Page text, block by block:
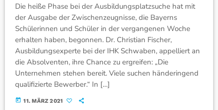
Die heiße Phase bei der Ausbildungsplatzsuche hat mit
der Ausgabe der Zwischenzeugnisse, die Bayerns
Schülerinnen und Schüler in der vergangenen Woche
erhalten haben, begonnen. Dr. Christian Fischer,
Ausbildungsexperte bei der IHK Schwaben, appelliert an
die Absolventen, ihre Chance zu ergreifen: „Die
Unternehmen stehen bereit. Viele suchen händeringend
qualifizierte Bewerber.“ In […]
today 11. MÄRZ 2021